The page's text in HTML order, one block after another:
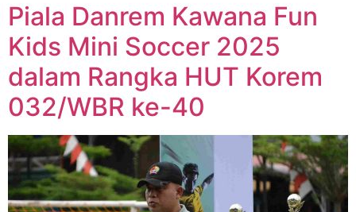
Piala Danrem Kawana Fun
Kids Mini Soccer 2025
dalam Rangka HUT Korem
032/WBR ke-40